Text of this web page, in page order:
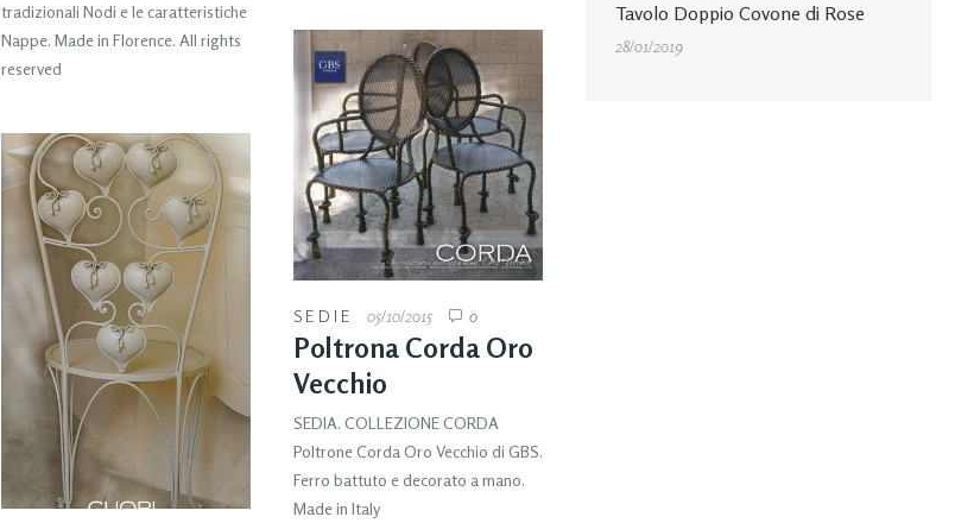
tradizionali Nodi e le caratteristiche
Nappe. Made in Florence. All rights
reserved
SEDIE 05/10/2015 0
Poltrona Corda Oro
Vecchio
SEDIA. COLLEZIONE CORDA
Poltrone Corda Oro Vecchio di GBS.
Ferro battuto e decorato a mano.
Made in Italy
Tavolo Doppio Covone di Rose
28/01/2019